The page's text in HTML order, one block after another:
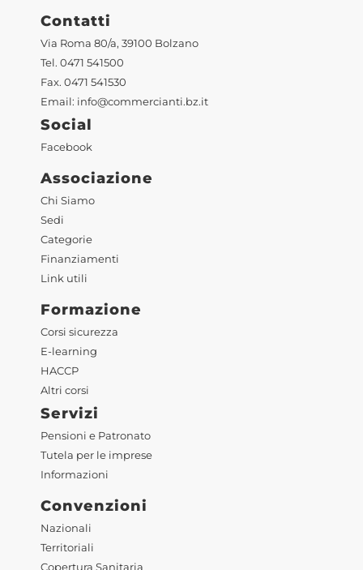
Contatti
Via Roma 80/a, 39100 Bolzano
Tel. 0471 541500
Fax. 0471 541530
Email: info@commercianti.bz.it
Social
Facebook
Associazione
Chi Siamo
Sedi
Categorie
Finanziamenti
Link utili
Formazione
Corsi sicurezza
E-learning
HACCP
Altri corsi
Servizi
Pensioni e Patronato
Tutela per le imprese
Informazioni
Convenzioni
Nazionali
Territoriali
Copertura Sanitaria